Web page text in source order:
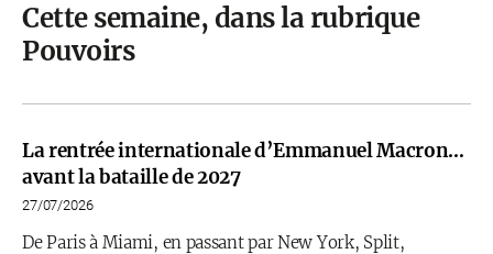
Cette semaine, dans la rubrique
Pouvoirs
La rentrée internationale d’Emmanuel Macron…
avant la bataille de 2027
27/07/2026
De Paris à Miami, en passant par New York, Split,